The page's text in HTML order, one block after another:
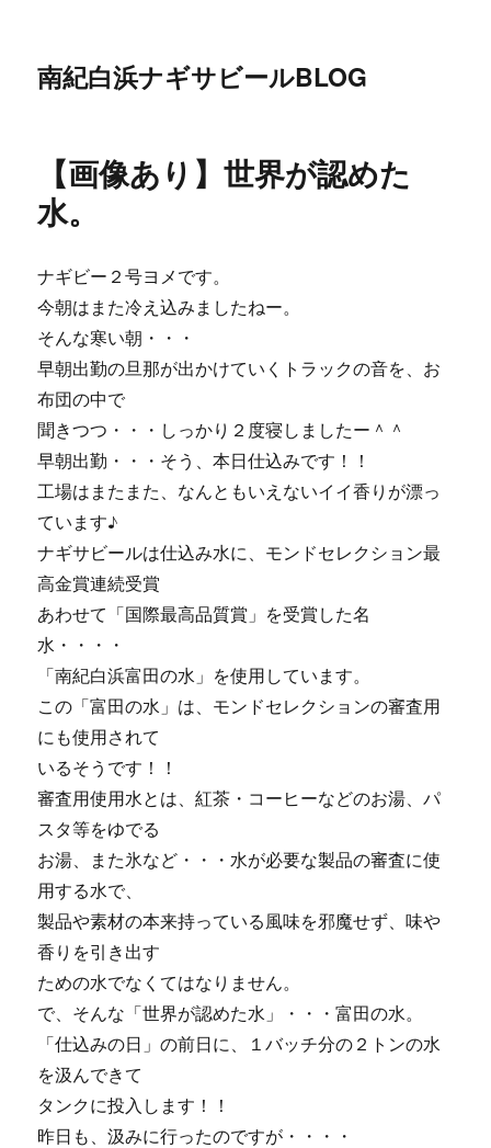
南紀白浜ナギサビールBLOG
【画像あり】世界が認めた
水。
ナギビー２号ヨメです。
今朝はまた冷え込みましたねー。
そんな寒い朝・・・
早朝出勤の旦那が出かけていくトラックの音を、お
布団の中で
聞きつつ・・・しっかり２度寝しましたー＾＾
早朝出勤・・・そう、本日仕込みです！！
工場はまたまた、なんともいえないイイ香りが漂っ
ています♪
ナギサビールは仕込み水に、モンドセレクション最
高金賞連続受賞
あわせて「国際最高品質賞」を受賞した名
水・・・・
「南紀白浜富田の水」を使用しています。
この「富田の水」は、モンドセレクションの審査用
にも使用されて
いるそうです！！
審査用使用水とは、紅茶・コーヒーなどのお湯、パ
スタ等をゆでる
お湯、また氷など・・・水が必要な製品の審査に使
用する水で、
製品や素材の本来持っている風味を邪魔せず、味や
香りを引き出す
ための水でなくてはなりません。
で、そんな「世界が認めた水」・・・富田の水。
「仕込みの日」の前日に、１バッチ分の２トンの水
を汲んできて
タンクに投入します！！
昨日も、汲みに行ったのですが・・・・